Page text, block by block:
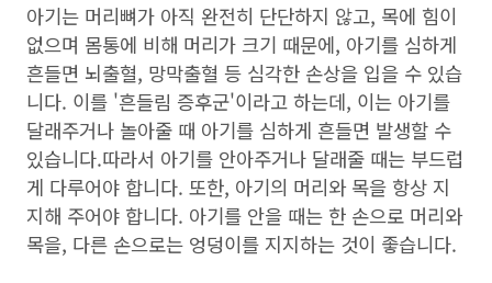
아기는 머리뼈가 아직 완전히 단단하지 않고, 목에 힘이
없으며 몸통에 비해 머리가 크기 때문에, 아기를 심하게
흔들면 뇌출혈, 망막출혈 등 심각한 손상을 입을 수 있습
니다. 이를 '흔들림 증후군'이라고 하는데, 이는 아기를
달래주거나 놀아줄 때 아기를 심하게 흔들면 발생할 수
있습니다.따라서 아기를 안아주거나 달래줄 때는 부드럽
게 다루어야 합니다. 또한, 아기의 머리와 목을 항상 지
지해 주어야 합니다. 아기를 안을 때는 한 손으로 머리와
목을, 다른 손으로는 엉덩이를 지지하는 것이 좋습니다.